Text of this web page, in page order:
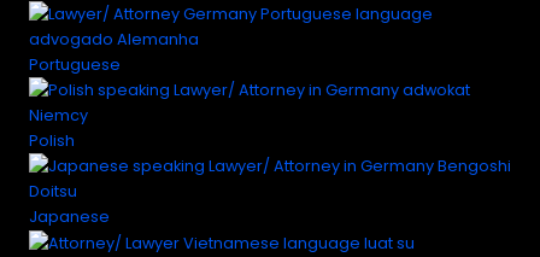
Portuguese
Polish
Japanese